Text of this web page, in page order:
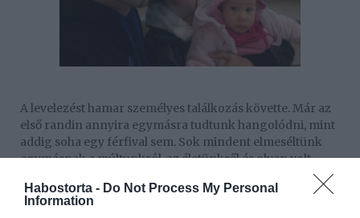
Habostorta - Do Not Process My Personal
Information
A levelezést hamar személyes találkozás követte. Már az
első randin annyira egymásra tudtunk hangolódni, mint
addig soha egy férfival sem. Sok mindent elmeséltünk
egymásnak a múltunkról, az életünkről és olyan volt,
Néhány randival később Ákos bevallotta, hogy részéről ez